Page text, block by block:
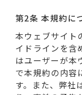
第2条 本規約に
本ウェブサイト
イドラインを含
はユーザーが本
で本規約の内容
す。また、弊社